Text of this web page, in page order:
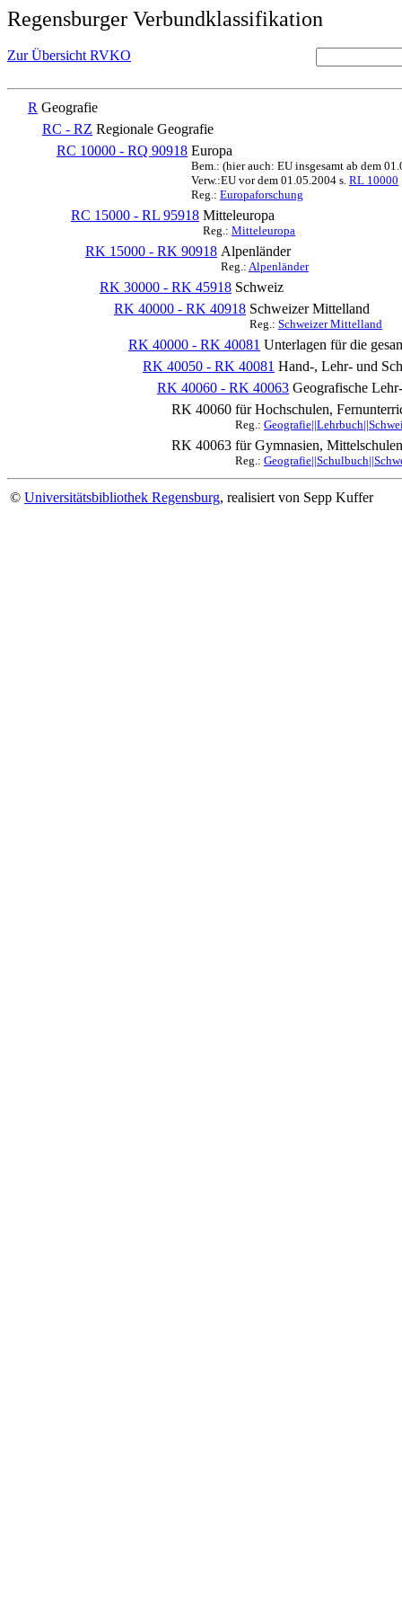
Regensburger Verbundklassifikation
Zur Übersicht RVKO
R Geografie
RC - RZ Regionale Geografie
RC 10000 - RQ 90918 Europa
Bem.: (hier auch: EU insgesamt ab dem
Verw.:EU vor dem 01.05.2004 s. RL 10000
Reg.: Europaforschung
RC 15000 - RL 95918 Mitteleuropa
Reg.: Mitteleuropa
RK 15000 - RK 90918 Alpenländer
Reg.: Alpenländer
RK 30000 - RK 45918 Schweiz
RK 40000 - RK 40918 Schweizer Mittelland
Reg.: Schweizer Mittelland
RK 40000 - RK 40081 Unterlagen für die
RK 40050 - RK 40081 Hand-, Lehr- und
RK 40060 - RK 40063 Geografische
RK 40060 für Hochschulen,
Reg.:
RK 40063 für Gymnasien,
Reg.:
© Universitätsbibliothek Regensburg, realisiert von Sepp Kuffer